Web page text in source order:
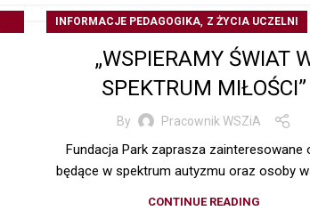
INFORMACJE PEDAGOGIKA, Z ŻYCIA UCZELNI
„WSPIERAMY ŚWIAT
SPEKTRUM MIŁOŚCI”
By Pracownik WSZiA
Fundacja Park zaprasza zainteresowane
będące w spektrum autyzmu oraz osoby
CONTINUE READING